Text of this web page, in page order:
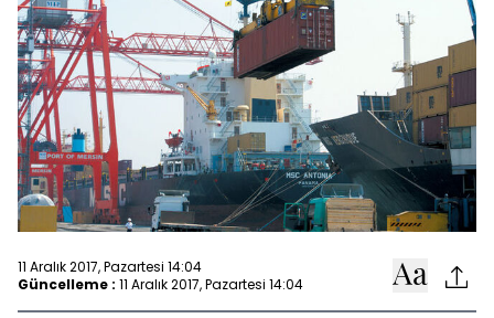
11 Aralık 2017, Pazartesi 14:04
Güncelleme : 11 Aralık 2017, Pazartesi 14:04